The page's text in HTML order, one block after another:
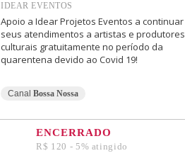
IDEAR EVENTOS
Apoio a Idear Projetos Eventos a continuar
seus atendimentos a artistas e produtores
culturais gratuitamente no período da
quarentena devido ao Covid 19!
Canal Bossa Nossa
ENCERRADO
R$ 120 - 5% atingido